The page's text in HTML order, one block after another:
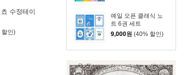
예일 오픈 클래식 노
트 6권 세트
9,000원 (40% 할인)
수정테이
할인)